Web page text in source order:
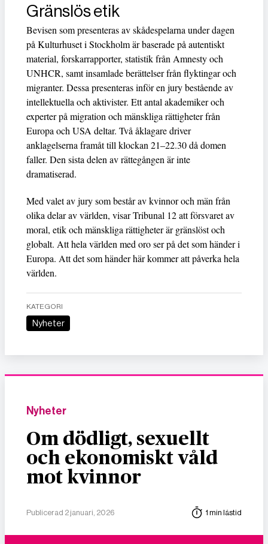
Gränslös etik
Bevisen som presenteras av skådespelarna under dagen
på Kulturhuset i Stockholm är baserade på autentiskt
material, forskarrapporter, statistik från Amnesty och
UNHCR, samt insamlade berättelser från flyktingar och
migranter. Dessa presenteras inför en jury bestående av
intellektuella och aktivister. Ett antal akademiker och
experter på migration och mänskliga rättigheter från
Europa och USA deltar. Två åklagare driver
anklagelserna framåt till klockan 21–22.30 då domen
faller. Den sista delen av rättegången är inte
dramatiserad.
Med valet av jury som består av kvinnor och män från
olika delar av världen, visar Tribunal 12 att försvaret av
moral, etik och mänskliga rättigheter är gränslöst och
globalt. Att hela världen med oro ser på det som händer i
Europa. Att det som händer här kommer att påverka hela
världen.
KATEGORI
Nyheter
Nyheter
Om dödligt, sexuellt
och ekonomiskt våld
mot kvinnor
Publicerad 2 januari, 2026 1 min lästid